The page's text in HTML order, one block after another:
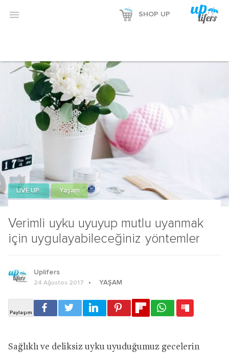
Reklamı Göster
Reklamı Gizle
 SHOP UP
Verimli uyku uyuyup mutlu uyanmak
için uygulayabileceğiniz yöntemler
LIVE UP Yaşam
Uplifers
24 Ağustos 2017 YAŞAM
Sağlıklı ve deliksiz uyku uyuduğumuz gecelerin